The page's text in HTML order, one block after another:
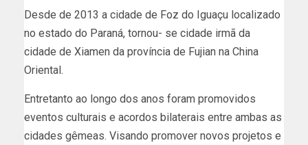
Desde de 2013 a cidade de Foz do Iguaçu localizado
no estado do Paraná, tornou- se cidade irmã da
cidade de Xiamen da província de Fujian na China
Oriental.
Entretanto ao longo dos anos foram promovidos
eventos culturais e acordos bilaterais entre ambas as
cidades gêmeas. Visando promover novos projetos e